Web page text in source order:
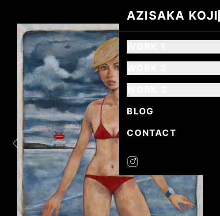
AZISAKA KOJI
AZISAKA KOJI
BLOG
CONTACT